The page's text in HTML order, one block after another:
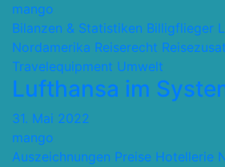
mango
Bilanzen & Statistiken Billigflieger
Nordamerika Reiserecht
Travelequipment Umwelt
Lufthansa im
31. Mai 2022
mango
Auszeichnungen Preise Hotellerie